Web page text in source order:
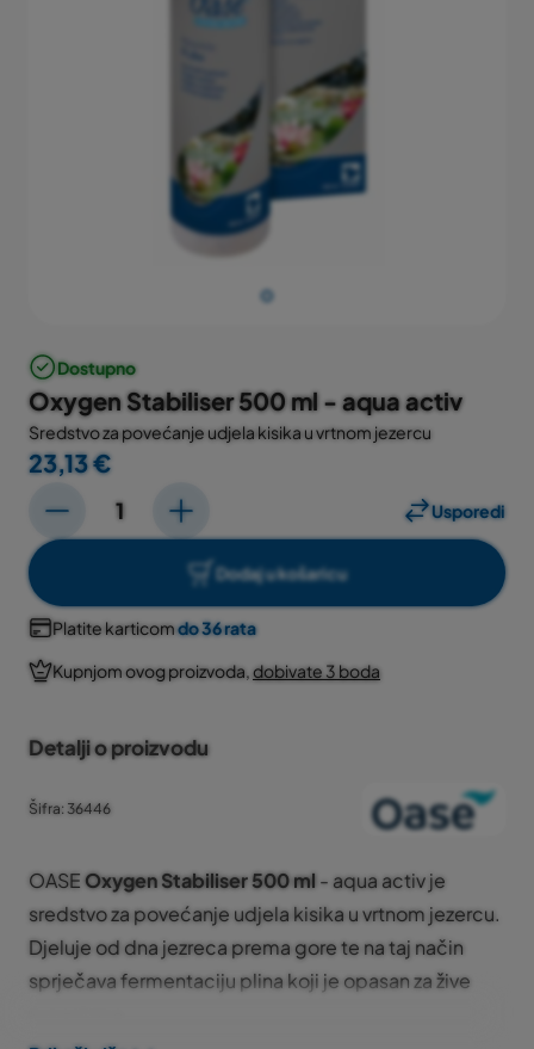
Dostupno
Oxygen Stabiliser 500 ml - aqua activ
Sredstvo za povećanje udjela kisika u vrtnom jezercu
23,13 €
Dodaj u košaricu
Usporedi
Platite karticomdo 36 rata
Kupnjom ovog proizvoda,dobivate 3 boda
Detalji o proizvodu
Šifra: 36446
OASEOxygen Stabiliser 500 ml- aqua activ je
sredstvo za povećanje udjela kisika u vrtnom jezercu.
Djeluje od dna jezreca prema gore te na taj način
sprječava fermentaciju plina koji je opasan za žive